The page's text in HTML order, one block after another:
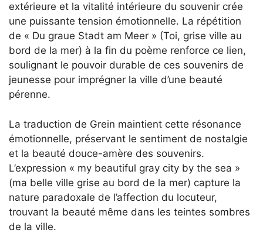
extérieure et la vitalité intérieure du souvenir crée
une puissante tension émotionnelle. La répétition
de « Du graue Stadt am Meer » (Toi, grise ville au
bord de la mer) à la fin du poème renforce ce lien,
soulignant le pouvoir durable de ces souvenirs de
jeunesse pour imprégner la ville d’une beauté
pérenne.
La traduction de Grein maintient cette résonance
émotionnelle, préservant le sentiment de nostalgie
et la beauté douce-amère des souvenirs.
L’expression « my beautiful gray city by the sea »
(ma belle ville grise au bord de la mer) capture la
nature paradoxale de l’affection du locuteur,
trouvant la beauté même dans les teintes sombres
de la ville.